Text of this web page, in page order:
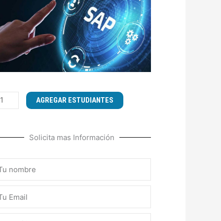
AGREGAR ESTUDIANTES
Solicita mas Información